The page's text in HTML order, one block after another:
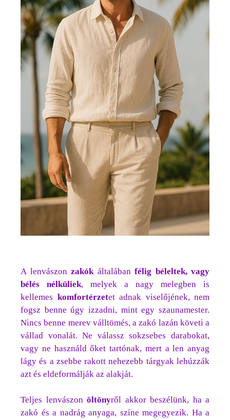
A lenvászon zakók általában félig béleltek, vagy
bélés nélküliek, melyek a nagy melegben is
kellemes komfortérzetet adnak viselőjének, nem
fogsz benne úgy izzadni, mint egy szaunamester.
Nincs benne merev válltömés, a zakó lazán követi a
vállad vonalát. Ne válassz sokzsebes darabokat,
vagy ne használd őket tartónak, mert a len anyag
lágy és a zsebbe rakott nehezebb tárgyak lehúzzák
azt és eldeformálják az alakját.
Teljes lenvászon öltönyről akkor beszélünk, ha a
zakó és a nadrág anyaga, színe megegyezik. Ha a